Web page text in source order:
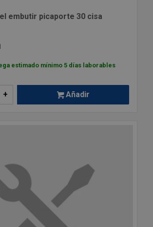
embutir picaporte 30 cisa
estimado mínimo 5 días laborables
+ Añadir